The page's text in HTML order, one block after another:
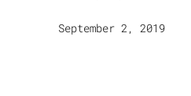
September 2, 2019